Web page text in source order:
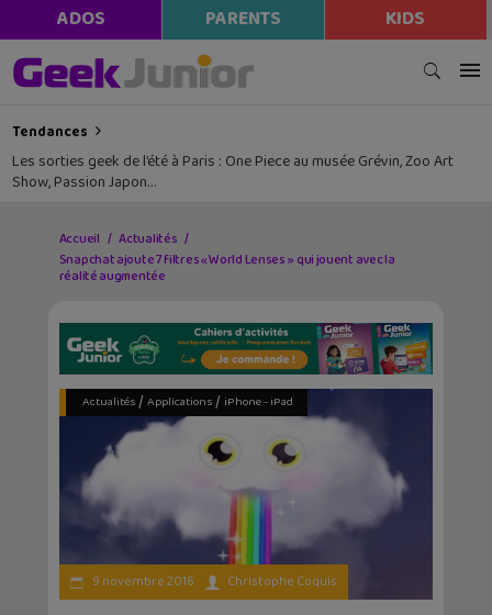
ADOS PARENTS KIDS
Tendances
Les sorties geek de l’été à Paris : One Piece au musée Grévin, Zoo Art
Show, Passion Japon…
Accueil
Actualités
Snapchat ajoute 7 filtres « World Lenses » qui jouent avec la
réalité augmentée
Actualités/ Applications/ iPhone - iPad
9 novembre 2016 Christophe Coquis